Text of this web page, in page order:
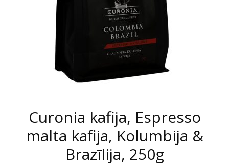
Curonia kafija, Espresso
malta kafija, Kolumbija &
Brazīlija, 250g